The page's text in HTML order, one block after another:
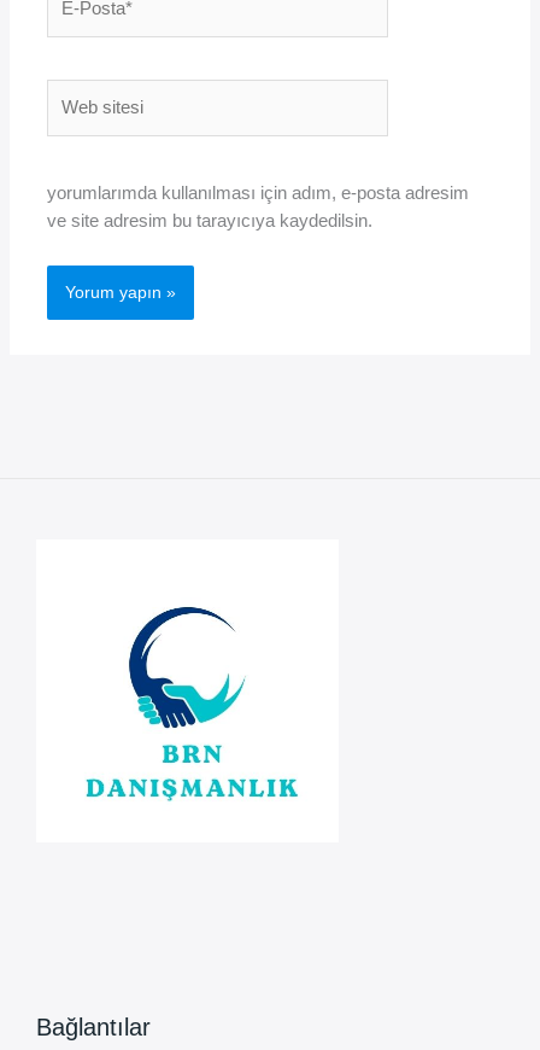
Posta*
sitesi
yorumlarımda kullanılması için adım, e-posta adresim
ve site adresim bu tarayıcıya kaydedilsin.
Bağlantılar